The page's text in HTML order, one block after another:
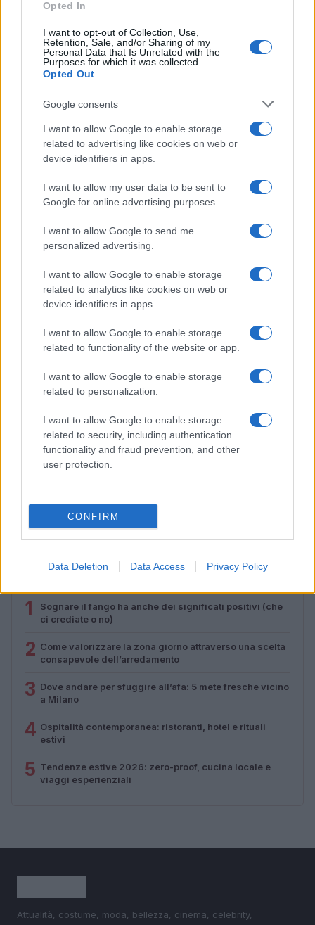
Opted In
I want to opt-out of Collection, Use,
Retention, Sale, and/or Sharing of my
Personal Data that Is Unrelated with the
Purposes for which it was collected.
Opted Out
Google consents
I want to allow Google to enable storage
related to advertising like cookies on web or
device identifiers in apps.
I want to allow my user data to be sent to
Google for online advertising purposes.
I want to allow Google to send me
personalized advertising.
I want to allow Google to enable storage
related to analytics like cookies on web or
device identifiers in apps.
I want to allow Google to enable storage
related to functionality of the website or app.
I want to allow Google to enable storage
related to personalization.
I want to allow Google to enable storage
related to security, including authentication
functionality and fraud prevention, and other
user protection.
CONFIRM
Data Deletion Data Access Privacy Policy
LIFESTYLE
Look da ufficio estate 2026: consigli per un
abbigliamento fresco e professionale
LIFESTYLE
Matteo Pellegrino · 7 Ago 2026
PIÙ LETTI
1
Sognare il fango ha anche dei significati positivi (che
ci crediate o no)
2 Come valorizzare la zona giorno attraverso una scelta
consapevole dell’arredamento
3 Dove andare per sfuggire all’afa: 5 mete fresche vicino
a Milano
4 Ospitalità contemporanea: ristoranti, hotel e rituali
estivi
5 Tendenze estive 2026: zero-proof, cucina locale e
viaggi esperienziali
Attualità, costume, moda, bellezza, cinema, celebrity,